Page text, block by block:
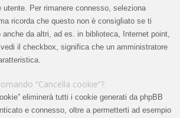
utente. Per rimanere connesso, seleziona
ricorda che questo non è consigliato se ti
da altri, ad es. in biblioteca, Internet point,
il checkbox, significa che un amministratore
“Cancella cookie”?
eliminerà tutti i cookie generati da phpBB
e connesso, oltre a permetterti ad esempio